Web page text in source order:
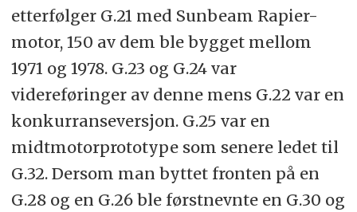
etterfølger G.21 med Sunbeam Rapier-
motor, 150 av dem ble bygget mellom
1971 og 1978. G.23 og G.24 var
videreføringer av denne mens G.22 var en
konkurranseversjon. G.25 var en
midtmotorprototype som senere ledet til
G.32. Dersom man byttet fronten på en
G.28 og en G.26 ble førstnevnte en G.30 og